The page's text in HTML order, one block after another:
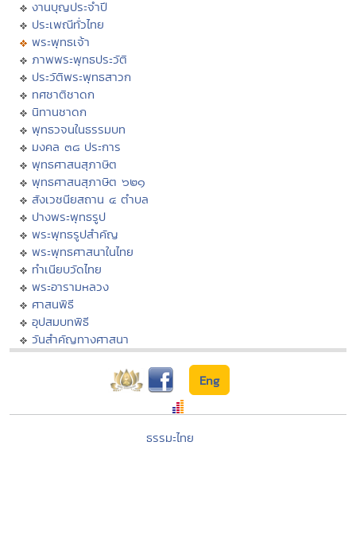
งานบุญประจำปี
ประเพณีทั่วไทย
พระพุทธเจ้า
ภาพพระพุทธประวัติ
ประวัติพระพุทธสาวก
ทศชาติชาดก
นิทานชาดก
พุทธวจนในธรรมบท
มงคล ๓๘ ประการ
พุทธศาสนสุภาษิต
พุทธศาสนสุภาษิต ๖๒๑
สังเวชนียสถาน ๔ ตำบล
ปางพระพุทธรูป
พระพุทธรูปสำคัญ
พระพุทธศาสนาในไทย
ทำเนียบวัดไทย
พระอารามหลวง
ศาสนพิธี
อุปสมบทพิธี
วันสำคัญทางศาสนา
Eng
ธรรมะไทย